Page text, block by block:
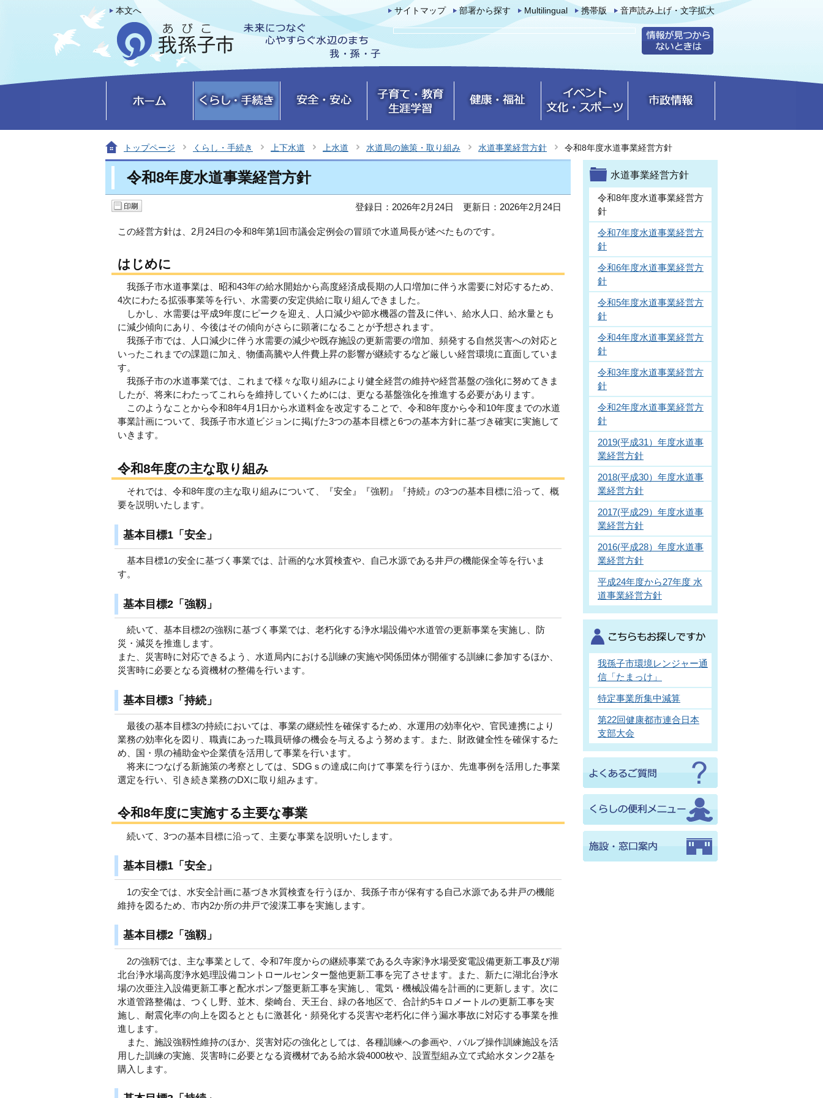
本文へ サイトマップ 部署から探す Multilingual 携帯版 音声読み上げ・文字拡大
トップページ くらし・手続き 上下水道 上水道 水道局の施策・取り組み 水道事業経営方針 令和8年度水道事業経営方針
令和8年度水道事業経営方針
登録日：2026年2月24日 更新日：2026年2月24日
この経営方針は、2月24日の令和8年第1回市議会定例会の冒頭で水道局長が述べたものです。
はじめに
我孫子市水道事業は、昭和43年の給水開始から高度経済成長期の人口増加に伴う水需要に対応するため、
4次にわたる拡張事業等を行い、水需要の安定供給に取り組んできました。
しかし、水需要は平成9年度にピークを迎え、人口減少や節水機器の普及に伴い、給水人口、給水量とも
に減少傾向にあり、今後はその傾向がさらに顕著になることが予想されます。
我孫子市では、人口減少に伴う水需要の減少や既存施設の更新需要の増加、頻発する自然災害への対応と
いったこれまでの課題に加え、物価高騰や人件費上昇の影響が継続するなど厳しい経営環境に直面していま
す。
我孫子市の水道事業では、これまで様々な取り組みにより健全経営の維持や経営基盤の強化に努めてきま
したが、将来にわたってこれらを維持していくためには、更なる基盤強化を推進する必要があります。
このようなことから令和8年4月1日から水道料金を改定することで、令和8年度から令和10年度までの水道
事業計画について、我孫子市水道ビジョンに掲げた3つの基本目標と6つの基本方針に基づき確実に実施して
いきます。
令和8年度の主な取り組み
それでは、令和8年度の主な取り組みについて、『安全』『強靭』『持続』の3つの基本目標に沿って、概
要を説明いたします。
基本目標1「安全」
基本目標1の安全に基づく事業では、計画的な水質検査や、自己水源である井戸の機能保全等を行いま
す。
基本目標2「強靱」
続いて、基本目標2の強靱に基づく事業では、老朽化する浄水場設備や水道管の更新事業を実施し、防
災・減災を推進します。
また、災害時に対応できるよう、水道局内における訓練の実施や関係団体が開催する訓練に参加するほか、
災害時に必要となる資機材の整備を行います。
基本目標3「持続」
最後の基本目標3の持続においては、事業の継続性を確保するため、水運用の効率化や、官民連携により
業務の効率化を図り、職責にあった職員研修の機会を与えるよう努めます。また、財政健全性を確保するた
め、国・県の補助金や企業債を活用して事業を行います。
将来につなげる新施策の考察としては、SDGｓの達成に向けて事業を行うほか、先進事例を活用した事業
選定を行い、引き続き業務のDXに取り組みます。
令和8年度に実施する主要な事業
続いて、3つの基本目標に沿って、主要な事業を説明いたします。
基本目標1「安全」
1の安全では、水安全計画に基づき水質検査を行うほか、我孫子市が保有する自己水源である井戸の機能
維持を図るため、市内2か所の井戸で浚渫工事を実施します。
基本目標2「強靱」
2の強靱では、主な事業として、令和7年度からの継続事業である久寺家浄水場受変電設備更新工事及び湖
北台浄水場高度浄水処理設備コントロールセンター盤他更新工事を完了させます。また、新たに湖北台浄水
場の次亜注入設備更新工事と配水ポンプ盤更新工事を実施し、電気・機械設備を計画的に更新します。次に
水道管路整備は、つくし野、並木、柴崎台、天王台、緑の各地区で、合計約5キロメートルの更新工事を実
施し、耐震化率の向上を図るとともに激甚化・頻発化する災害や老朽化に伴う漏水事故に対応する事業を推
進します。
また、施設強靱性維持のほか、災害対応の強化としては、各種訓練への参画や、バルブ操作訓練施設を活
用した訓練の実施、災害時に必要となる資機材である給水袋4000枚や、設置型組み立て式給水タンク2基を
購入します。
水道事業経営方針
令和8年度水道事業経営方
針
令和7年度水道事業経営方
針
令和6年度水道事業経営方
針
令和5年度水道事業経営方
針
令和4年度水道事業経営方
針
令和3年度水道事業経営方
針
令和2年度水道事業経営方
針
2019(平成31）年度水道事
業経営方針
2018(平成30）年度水道事
業経営方針
2017(平成29）年度水道事
業経営方針
2016(平成28）年度水道事
業経営方針
平成24年度から27年度 水
道事業経営方針
我孫子市環境レンジャー通
信「たまっけ」
特定事業所集中減算
第22回健康都市連合日本
支部大会